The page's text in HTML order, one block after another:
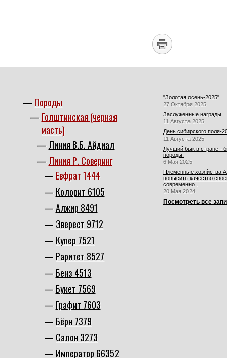
Породы
Голштинская (черная
масть)
Линия В.Б. Айдиал
Линия Р. Соверинг
Евфрат 1444
Колорит 6105
Алжир 8491
Эверест 9712
Купер 7521
Раритет 8527
Бенз 4513
Букет 7569
Графит 7603
Бёрн 7379
Салон 3273
Император 66352
"Золотая осень-2025"
27 Октября 2025
Заслуженные награды
11 Августа 2025
День сибирского поля-
11 Августа 2025
Лучший бык в стране -
породы.
6 Мая 2025
Племенные хозяйства
повысить качество
современно...
20 Мая 2024
Посмотреть все